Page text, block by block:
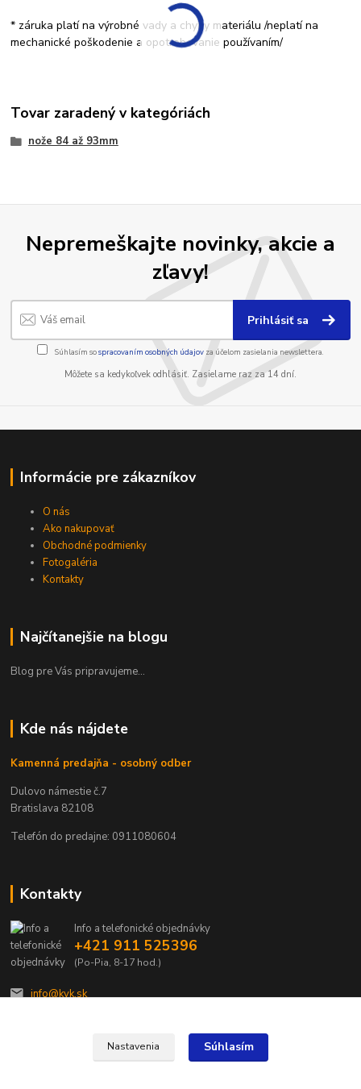
* záruka platí na výrobné vady a chyby materiálu /neplatí na
mechanické poškodenie a opotrebovanie používaním/
Tovar zaradený v kategóriách
nože 84 až 93mm
Nepremeškajte novinky, akcie a
zľavy!
Prihlásiť sa
Súhlasím sospracovaním osobných údajov za účelom zasielania newslettera.
Môžete sa kedykoľvek odhlásiť. Zasielame raz za 14 dní.
Informácie pre zákazníkov
O nás
Ako nakupovať
Obchodné podmienky
Fotogaléria
Kontakty
Najčítanejšie na blogu
Blog pre Vás pripravujeme...
Kde nás nájdete
Kamenná predajňa - osobný odber
Dulovo námestie č.7
Bratislava 82108
Telefón do predajne: 0911080604
Kontakty
Info a telefonické objednávky
+421 911 525396
(Po-Pia, 8-17 hod.)
info@kvk.sk
Nastavenia Súhlasím